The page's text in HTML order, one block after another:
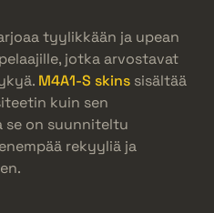
tyylikkään ja upean
jotka arvostavat
M4A1-S skins sisältää
kuin sen
se on suunniteltu
rekyyliä ja